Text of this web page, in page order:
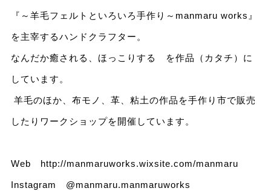
『～羊毛フェルトといろいろ手作り～manmaru works』
を主宰するハンドクラフター。
なんだか癒される、ほっこりする を作品（カタチ）に
しています。 ​
羊毛のほか、布モノ、革、粘土の作品を手作り市で販売
したりワークショップを開催しています。
Web http://manmaruworks.wixsite.com/manmaru
Instagram @manmaru.manmaruworks